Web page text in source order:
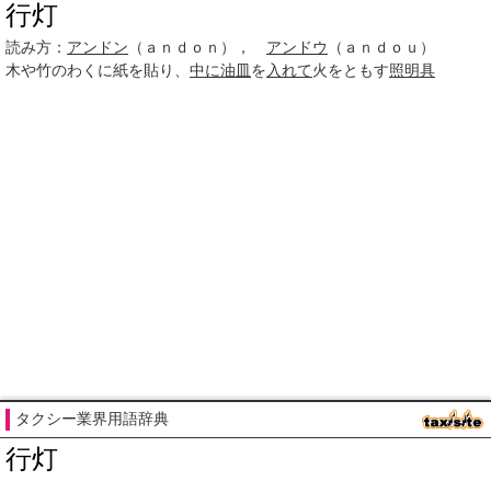
行灯
読み方： アンドン （ａｎｄｏｎ）， アンドウ
（ａｎｄｏｕ）
木や竹のわくに紙を貼り、 中に油皿 を 入れて火をともす照明具
タクシー業界用語辞典
行灯